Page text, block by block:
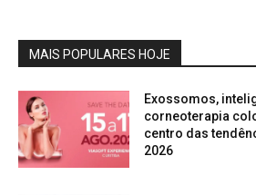
MAIS POPULARES HOJE
Exossomos,
corneoterapia
centro das
2026